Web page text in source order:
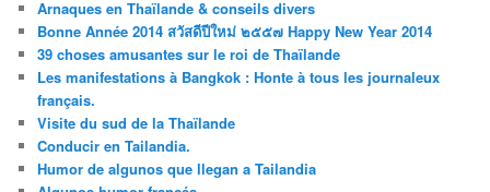
Arnaques en Thaïlande & conseils divers
Bonne Année 2014 สวัสดีปีใหม่ ๒๕๕๗ Happy New Year 2014
39 choses amusantes sur le roi de Thaïlande
Les manifestations à Bangkok : Honte à tous les journaleux
français.
Visite du sud de la Thaïlande
Conducir en Tailandia.
Humor de algunos que llegan a Tailandia